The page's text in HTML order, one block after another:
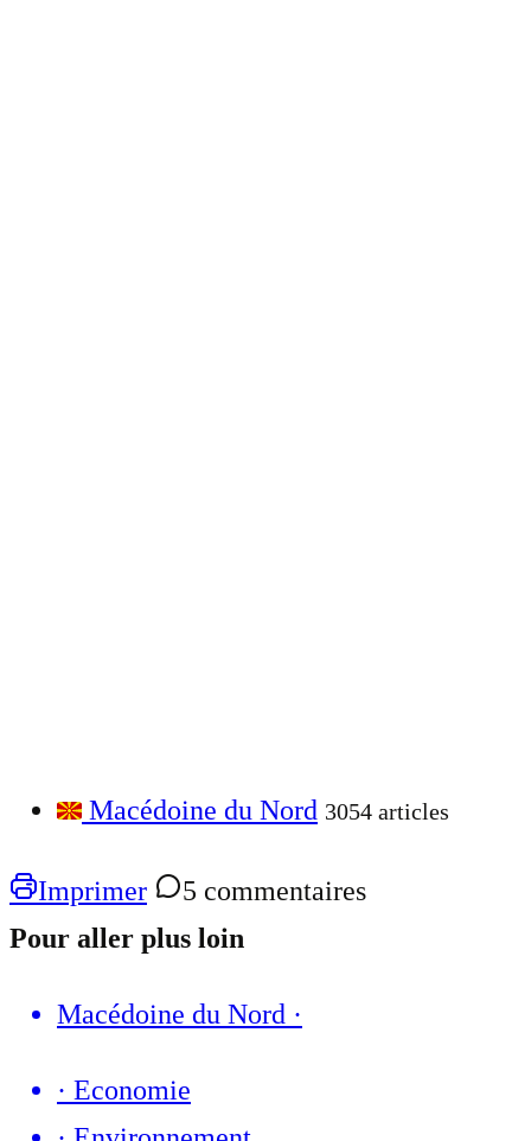
Macédoine du Nord 3054 articles
Imprimer
5 commentaires
Pour aller plus loin
Macédoine du Nord ·
· Economie